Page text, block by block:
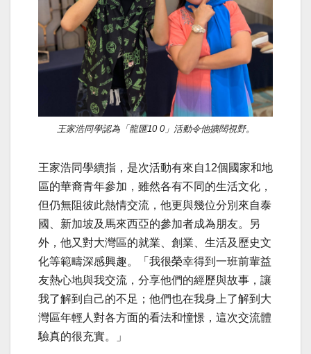
王家浩同學認為「龍匯10 0」活動令他擴闊視野。
王家浩同學續指，是次活動有來自12個國家和地
區的華裔青年參加，雖然各有不同的生活文化，
但仍無阻彼此熱情交流，他更與幾位分別來自泰
國、新加坡及馬來西亞的參加者成為朋友。另
外，他又對大灣區的就業、創業、生活及歷史文
化等範疇深感興趣。「我很榮幸得到一班前輩益
友熱心地與我交流，分享他們的經歷與故事，讓
我了解到自己的不足；他們也在我身上了解到大
灣區年輕人對各方面的看法和憧憬，這次交流體
驗真的很充實。」